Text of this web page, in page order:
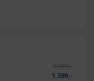
2.999,-
1.599,-